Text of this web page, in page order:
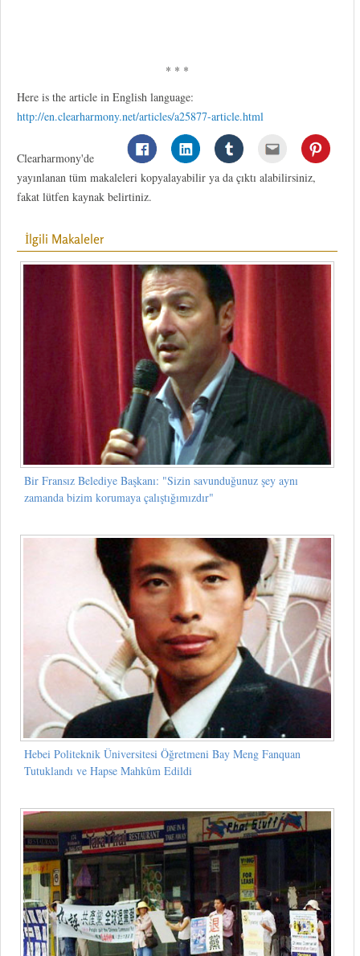
* * *
Here is the article in English language:
http://en.clearharmony.net/articles/a25877-article.html
Clearharmony'de
yayınlanan tüm makaleleri kopyalayabilir ya da çıktı alabilirsiniz,
fakat lütfen kaynak belirtiniz.
İlgili Makaleler
Bir Fransız Belediye Başkanı: "Sizin savunduğunuz şey aynı
zamanda bizim korumaya çalıştığımızdır"
Hebei Politeknik Üniversitesi Öğretmeni Bay Meng Fanquan
Tutuklandı ve Hapse Mahkûm Edildi